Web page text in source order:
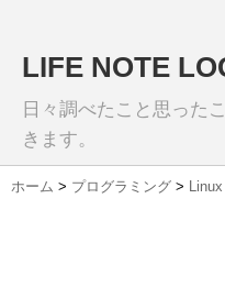
LIFE NOTE
日々調べたこと思った
きます。
ホーム > プログラミング > Linux